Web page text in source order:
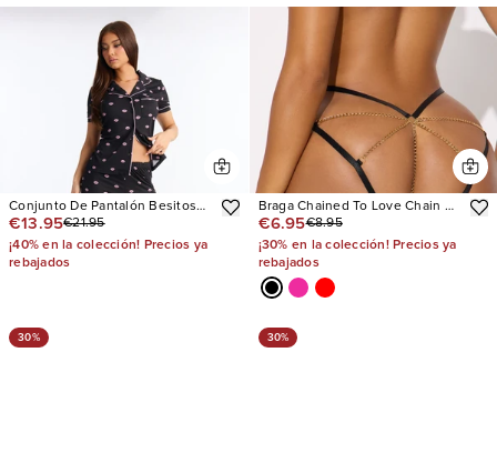
Conjunto De Pantalón Besitos
Short Sleeve PJ
€13.95€21.95
¡40% en la colección! Precios ya
rebajados
Braga Chained To Love Chain G
String
€6.95€8.95
¡30% en la colección! Precios ya
rebajados
30% 30%